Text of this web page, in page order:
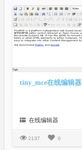
tiny_mce在线编辑器
在线编辑器
2137 0